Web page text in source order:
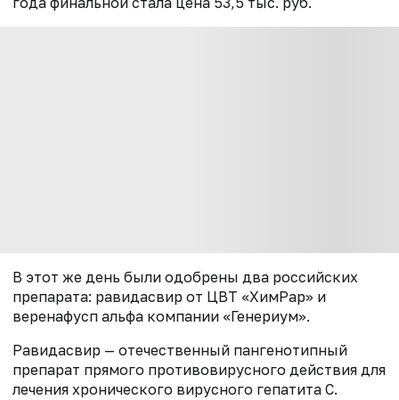
В этот же день были одобрены два российских
препарата: равидасвир от ЦВТ «ХимРар» и
веренафусп альфа компании «Генериум».
Равидасвир — отечественный пангенотипный
препарат прямого противовирусного действия для
лечения хронического вирусного гепатита С.